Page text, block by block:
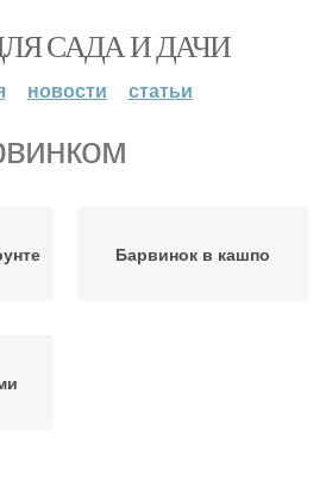
САДА И ДАЧИ
новости статьи
Барвинок в кашпо